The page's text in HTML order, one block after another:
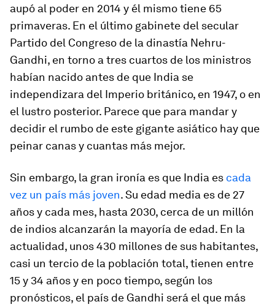
aupó al poder en 2014 y él mismo tiene 65
primaveras. En el último gabinete del secular
Partido del Congreso de la dinastía Nehru-
Gandhi, en torno a tres cuartos de los ministros
habían nacido antes de que India se
independizara del Imperio británico, en 1947, o en
el lustro posterior. Parece que para mandar y
decidir el rumbo de este gigante asiático hay que
peinar canas y cuantas más mejor.
Sin embargo, la gran ironía es que India es cada
vez un país más joven. Su edad media es de 27
años y cada mes, hasta 2030, cerca de un millón
de indios alcanzarán la mayoría de edad. En la
actualidad, unos 430 millones de sus habitantes,
casi un tercio de la población total, tienen entre
15 y 34 años y en poco tiempo, según los
pronósticos, el país de Gandhi será el que más